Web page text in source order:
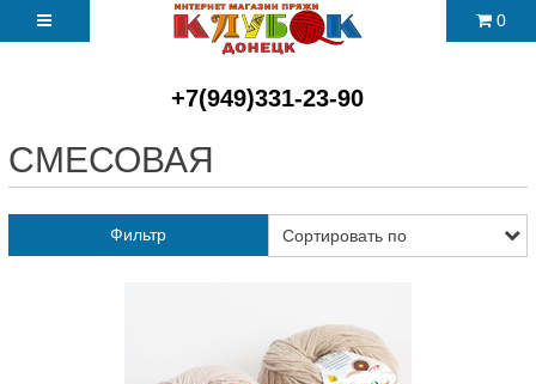
+7(949)331-23-90
0
СМЕСОВАЯ
Фильтр